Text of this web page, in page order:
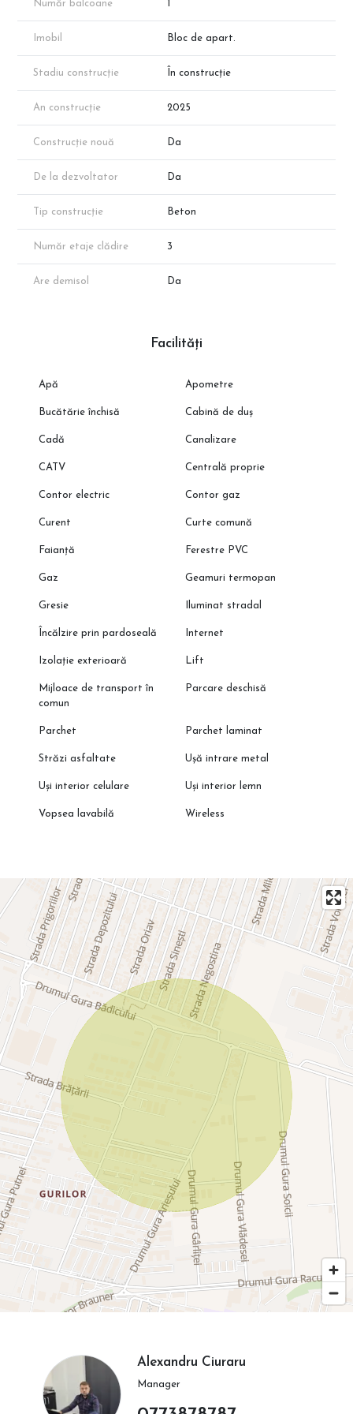
– Apartamentul face parte din portofoliul dezvoltatorului
– Suprafața este aproximativă conform planurilor de prezentare;
suprafața exactă va rezulta din măsurătorile cadastrale
📞 Programează o vizionare direct cu reprezentantul
Număr balcoane 1
Imobil Bloc de apart.
Stadiu construcție În construcție
An construcție 2025
Construcție nouă Da
De la dezvoltator Da
Tip construcție Beton
Număr etaje clădire 3
Are demisol Da
Facilități
Apă Apometre
Bucătărie închisă Cabină de duș
Cadă Canalizare
CATV Centrală proprie
Contor electric Contor gaz
Curent Curte comună
Faianță Ferestre PVC
Gaz Geamuri termopan
Gresie Iluminat stradal
Încălzire prin pardoseală Internet
Izolație exterioară Lift
Mijloace de transport în
comun
Parcare deschisă
Parchet Parchet laminat
Străzi asfaltate Ușă intrare metal
Uși interior celulare Uși interior lemn
Vopsea lavabilă Wireless
Alexandru Ciuraru
Manager